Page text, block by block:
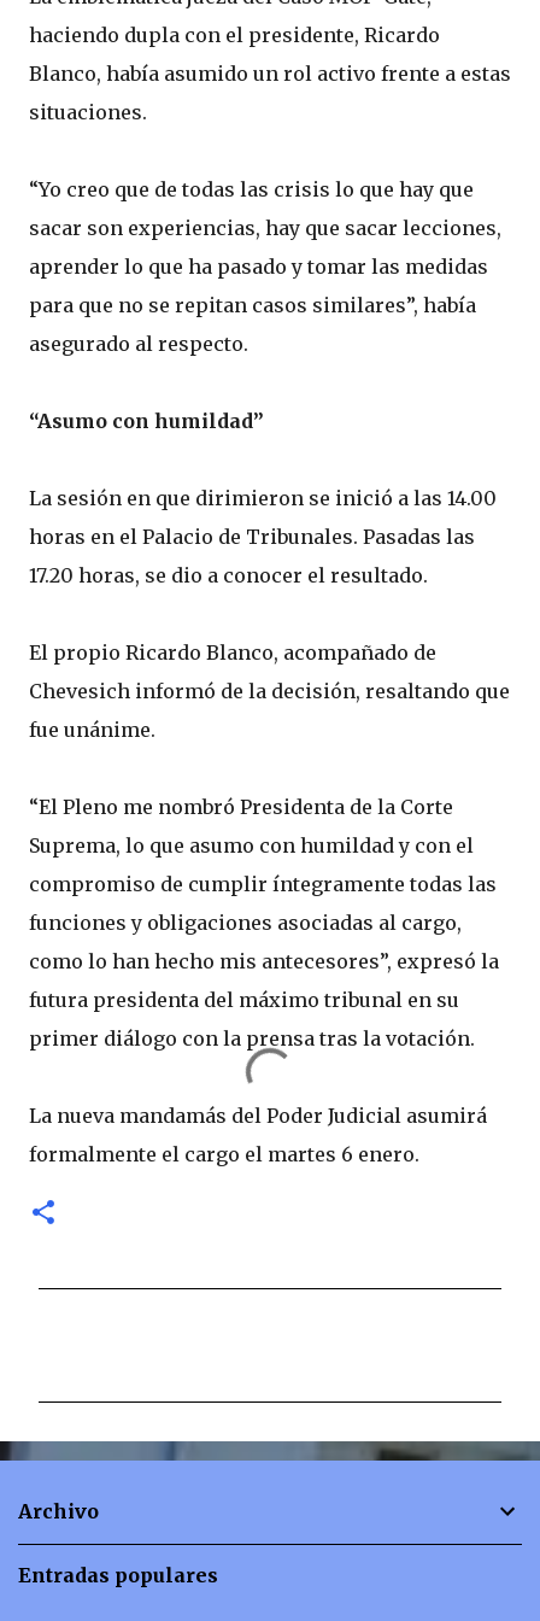
haciendo dupla con el presidente, Ricardo
Blanco, había asumido un rol activo frente a estas
situaciones.
“Yo creo que de todas las crisis lo que hay que
sacar son experiencias, hay que sacar lecciones,
aprender lo que ha pasado y tomar las medidas
para que no se repitan casos similares”, había
asegurado al respecto.
“Asumo con humildad”
La sesión en que dirimieron se inició a las 14.00
horas en el Palacio de Tribunales. Pasadas las
17.20 horas, se dio a conocer el resultado.
El propio Ricardo Blanco, acompañado de
Chevesich informó de la decisión, resaltando que
fue unánime.
“El Pleno me nombró Presidenta de la Corte
Suprema, lo que asumo con humildad y con el
compromiso de cumplir íntegramente todas las
funciones y obligaciones asociadas al cargo,
como lo han hecho mis antecesores”, expresó la
futura presidenta del máximo tribunal en su
primer diálogo con la prensa tras la votación.
La nueva mandamás del Poder Judicial asumirá
formalmente el cargo el martes 6 enero.
n
Archivo
Entradas populares